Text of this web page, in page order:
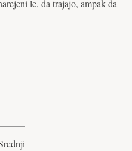
le, da trajajo, ampak da